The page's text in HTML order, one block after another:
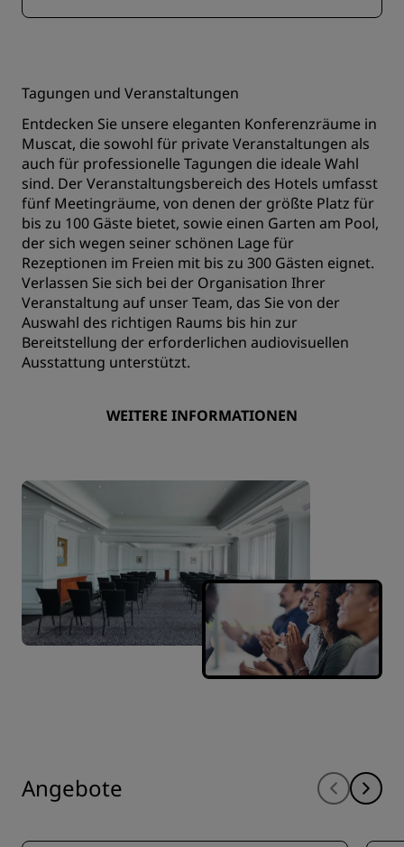
Tagungen und Veranstaltungen
Entdecken Sie unsere eleganten Konferenzräume in
Muscat, die sowohl für private Veranstaltungen als
auch für professionelle Tagungen die ideale Wahl
sind. Der Veranstaltungsbereich des Hotels umfasst
fünf Meetingräume, von denen der größte Platz für
bis zu 100 Gäste bietet, sowie einen Garten am Pool,
der sich wegen seiner schönen Lage für
Rezeptionen im Freien mit bis zu 300 Gästen eignet.
Verlassen Sie sich bei der Organisation Ihrer
Veranstaltung auf unser Team, das Sie von der
Auswahl des richtigen Raums bis hin zur
Bereitstellung der erforderlichen audiovisuellen
Ausstattung unterstützt.
WEITERE INFORMATIONEN
Angebote